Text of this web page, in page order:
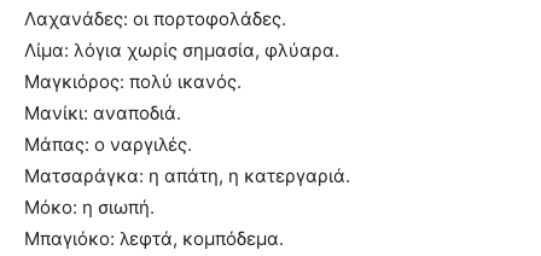
Λαχανάδες: οι πορτοφολάδες.
Λίμα: λόγια χωρίς σημασία, φλύαρα.
Μαγκιόρος: πολύ ικανός.
Μανίκι: αναποδιά.
Μάπας: ο ναργιλές.
Ματσαράγκα: η απάτη, η κατεργαριά.
Μόκο: η σιωπή.
Μπαγιόκο: λεφτά, κομπόδεμα.